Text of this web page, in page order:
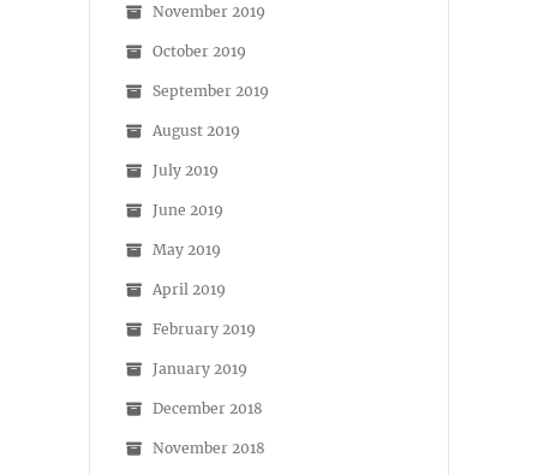
November 2019
October 2019
September 2019
August 2019
July 2019
June 2019
May 2019
April 2019
February 2019
January 2019
December 2018
November 2018